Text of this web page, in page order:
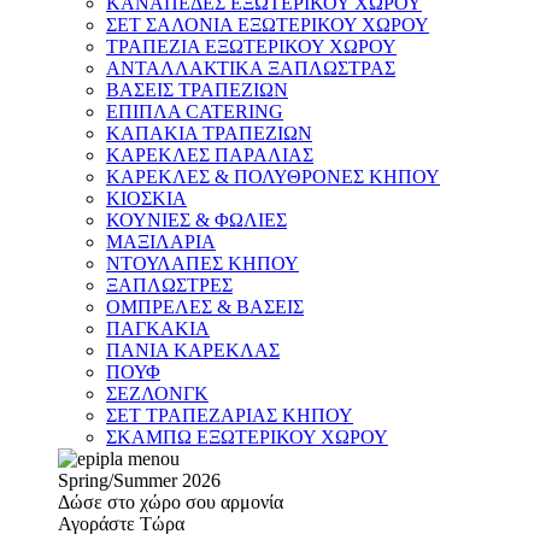
ΣΕΤ ΣΑΛΟΝΙΑ ΕΞΩΤΕΡΙΚΟΥ ΧΩΡΟΥ
ΤΡΑΠΕΖΙΑ ΕΞΩΤΕΡΙΚΟΥ ΧΩΡΟΥ
ΑΝΤΑΛΛΑΚΤΙΚΑ ΞΑΠΛΩΣΤΡΑΣ
ΒΑΣΕΙΣ ΤΡΑΠΕΖΙΩΝ
ΕΠΙΠΛΑ CATERING
ΚΑΠΑΚΙΑ ΤΡΑΠΕΖΙΩΝ
ΚΑΡΕΚΛΕΣ ΠΑΡΑΛΙΑΣ
ΚΑΡΕΚΛΕΣ & ΠΟΛΥΘΡΟΝΕΣ ΚΗΠΟΥ
ΚΙΟΣΚΙΑ
ΚΟΥΝΙΕΣ & ΦΩΛΙΕΣ
ΜΑΞΙΛΑΡΙΑ
ΝΤΟΥΛΑΠΕΣ ΚΗΠΟΥ
ΞΑΠΛΩΣΤΡΕΣ
ΟΜΠΡΕΛΕΣ & ΒΑΣΕΙΣ
ΠΑΓΚΑΚΙΑ
ΠΑΝΙΑ ΚΑΡΕΚΛΑΣ
ΠΟΥΦ
ΣΕΖΛΟΝΓΚ
ΣΕΤ ΤΡΑΠΕΖΑΡΙΑΣ ΚΗΠΟΥ
ΣΚΑΜΠΩ ΕΞΩΤΕΡΙΚΟΥ ΧΩΡΟΥ
Spring/Summer 2026
Δώσε στο χώρο σου αρμονία
Αγοράστε Τώρα